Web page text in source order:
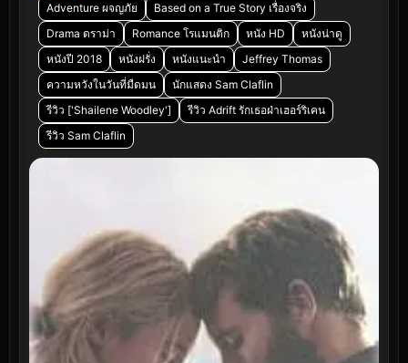
Adventure ผจญภัย
Based on a True Story เรื่องจริง
Drama ดราม่า
Romance โรแมนติก หนัง HD
หนังน่าดู
หนังปี 2018
หนังฝรั่ง หนังแนะนำ
Jeffrey Thomas
ความหวังในวันที่มืดมน
นักแสดง Sam Claflin
รีวิว ['Shailene Woodley']
รีวิว Adrift รักเธอฝ่าเฮอร์ริเคน
รีวิว Sam Claflin